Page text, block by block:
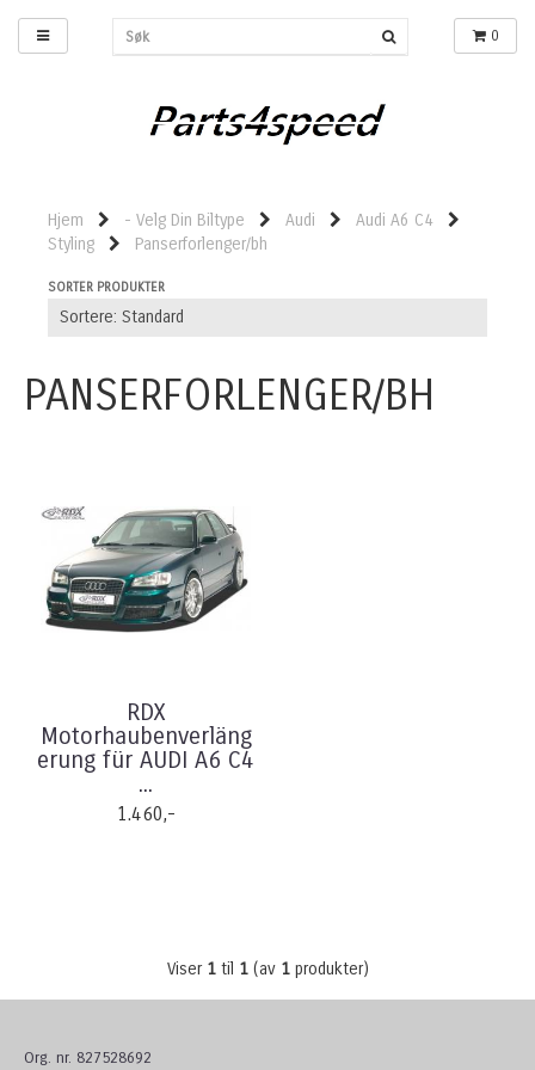
0
Hjem - Velg Din Biltype Audi
Audi A6 C4
Styling
Panserforlenger/bh
SORTER PRODUKTER
PANSERFORLENGER/BH
RDX
Motorhaubenverläng
erung für AUDI A6 C4
...
1.460,-
Viser 1til 1(av 1produkter)
Org. nr. 827528692